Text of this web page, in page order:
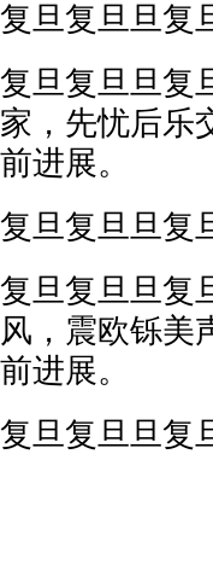
复旦复旦旦复
复旦复旦旦复
家，先忧后乐
前进展。
复旦复旦旦复
复旦复旦旦复
风，震欧铄美
前进展。
复旦复旦旦复